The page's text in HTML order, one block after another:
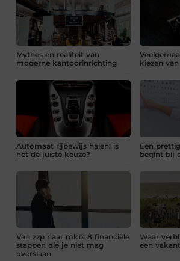
Mythes en realiteit van
moderne kantoorinrichting
kiezen
Automaat rijbewijs halen: is
het de juiste keuze?
Een
begint bij
Van zzp naar mkb: 8 financiële
stappen die je niet mag
overslaan
Waar
een